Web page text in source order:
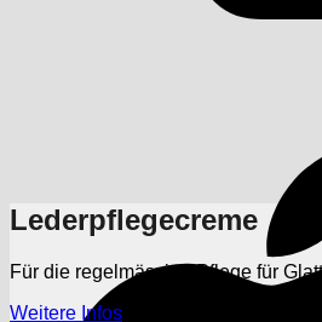
Lederpflegecreme
Für die regelmässige Pflege für
Weitere Infos